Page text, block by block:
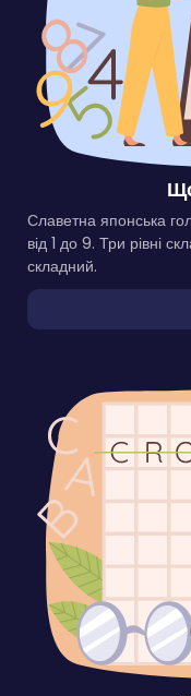
Славетна японська
від 1 до 9. Три рівні
складний.